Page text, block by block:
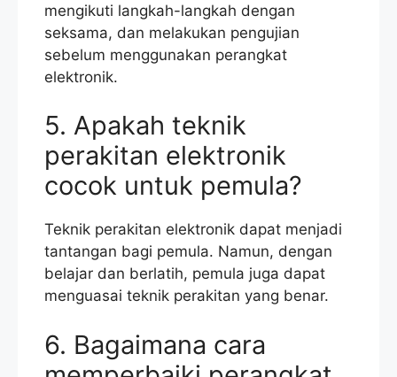
mengikuti langkah-langkah dengan
seksama, dan melakukan pengujian
sebelum menggunakan perangkat
elektronik.
5. Apakah teknik
perakitan elektronik
cocok untuk pemula?
Teknik perakitan elektronik dapat menjadi
tantangan bagi pemula. Namun, dengan
belajar dan berlatih, pemula juga dapat
menguasai teknik perakitan yang benar.
6. Bagaimana cara